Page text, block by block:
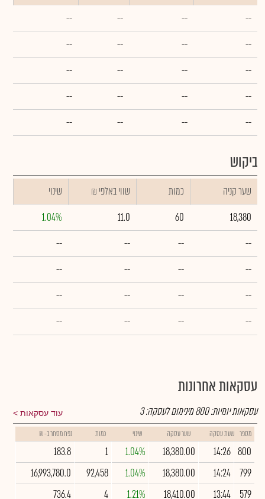
--
--
--
--
--
--
--
--
--
--
--
--
--
--
--
--
--
--
--
--
ביקוש
שער קניה כמות ₪ שווי באלפי
שינוי
18,380
60
11.0
1.04%
--
--
--
--
--
--
--
--
--
--
--
--
--
--
--
--
עסקאות אחרונות
עוד עסקאות עסקאות יומיות:800מינימום לעסקה:3
מספר שעת עסקה שער עסקה שינוי כמות נפח מסחר ב- ₪
800
14:26
18,380.00
1.04%
1
183.8
799
14:24
18,380.00
1.04%
92,458
16,993,780.0
579
13:44
18,410.00
1.21%
4
736.4